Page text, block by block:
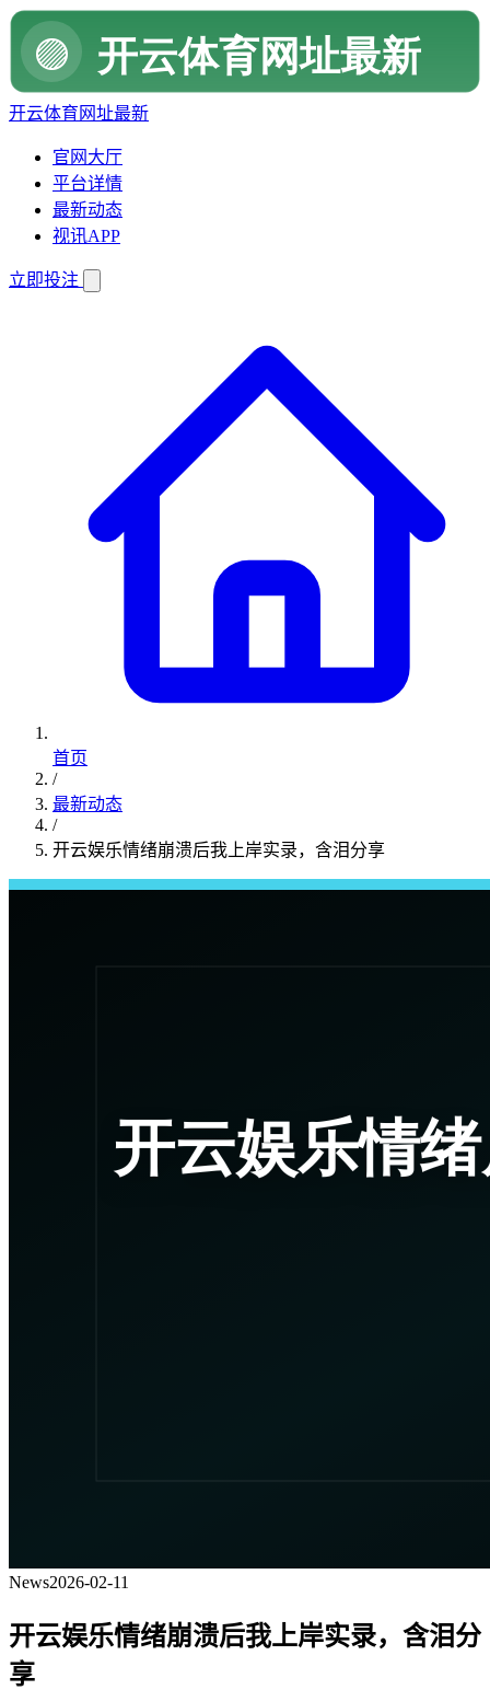
开云体育网址最新
官网大厅
平台详情
最新动态
视讯APP
立即投注
首页
/
最新动态
/
开云娱乐情绪崩溃后我上岸实录，含泪分享
News2026-02-11
开云娱乐情绪崩溃后我上岸实录，含泪分
享